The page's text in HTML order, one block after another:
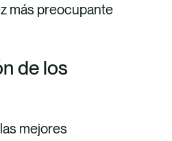
más preocupante
de los
mejores